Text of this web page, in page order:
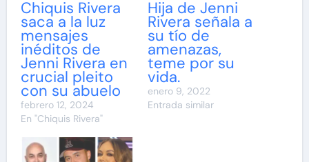
Chiquis Rivera
saca a la luz
mensajes
inéditos de
Jenni Rivera en
crucial pleito
con su abuelo
febrero 12, 2024
En "Chiquis Rivera"
Hija de Jenni
Rivera señala a
su tío de
amenazas,
teme por su
vida.
enero 9, 2022
Entrada similar